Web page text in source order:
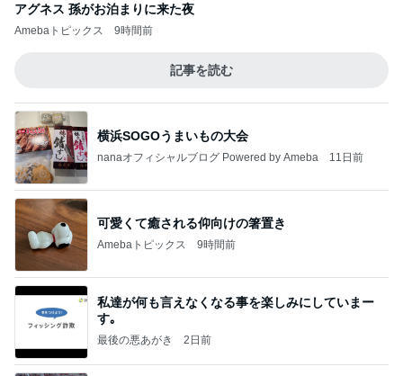
アグネス 孫がお泊まりに来た夜
Amebaトピックス 9時間前
記事を読む
横浜SOGOうまいもの大会
nanaオフィシャルブログ Powered by Ameba 11日前
可愛くて癒される仰向けの箸置き
Amebaトピックス 9時間前
私達が何も言えなくなる事を楽しみにしていまー
す｡
最後の悪あがき 2日前